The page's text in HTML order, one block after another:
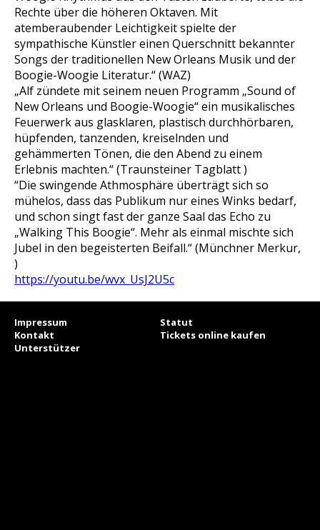
Rechte über die höheren Oktaven. Mit
atemberaubender Leichtigkeit spielte der
sympathische Künstler einen Querschnitt bekannter
Songs der traditionellen New Orleans Musik und der
Boogie-Woogie Literatur.“ (WAZ)
„Alf zündete mit seinem neuen Programm „Sound of
New Orleans und Boogie-Woogie“ ein musikalisches
Feuerwerk aus glasklaren, plastisch durchhörbaren,
hüpfenden, tanzenden, kreiselnden und
gehämmerten Tönen, die den Abend zu einem
Erlebnis machten.“ (Traunsteiner Tagblatt )
“Die swingende Athmosphäre überträgt sich so
mühelos, dass das Publikum nur eines Winks bedarf,
und schon singt fast der ganze Saal das Echo zu
„Walking This Boogie“. Mehr als einmal mischte sich
Jubel in den begeisterten Beifall.“ (Münchner Merkur,
)
https://youtu.be/wvx_UsJ2U5c
Impressum
Statut
Kontakt
Tickets online kaufen
Unterstützer